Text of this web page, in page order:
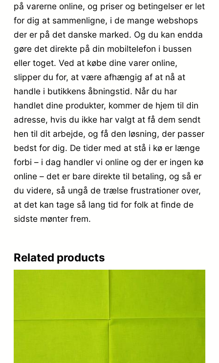
på varerne online, og priser og betingelser er let
for dig at sammenligne, i de mange webshops
der er på det danske marked. Og du kan endda
gøre det direkte på din mobiltelefon i bussen
eller toget. Ved at købe dine varer online,
slipper du for, at være afhængig af at nå at
handle i butikkens åbningstid. Når du har
handlet dine produkter, kommer de hjem til din
adresse, hvis du ikke har valgt at få dem sendt
hen til dit arbejde, og få den løsning, der passer
bedst for dig. De tider med at stå i kø er længe
forbi – i dag handler vi online og der er ingen kø
online – det er bare direkte til betaling, og så er
du videre, så ungå de trælse frustrationer over,
at det kan tage så lang tid for folk at finde de
sidste mønter frem.
Related products